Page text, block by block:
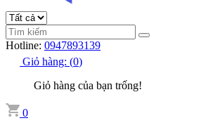
Hotline: 0947893139
Giỏ hàng: (0)
Giỏ hàng của bạn trống!
0